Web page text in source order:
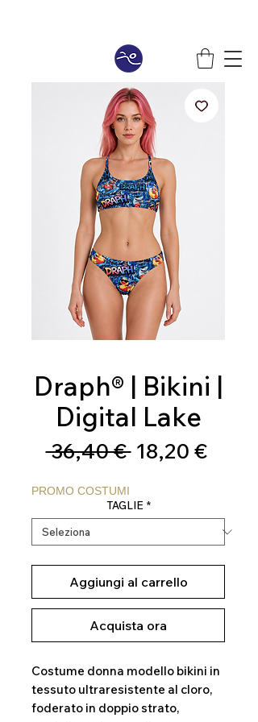
Draph® | Bikini |
Digital Lake
36,40 € Prezzo
18,20 €Prezzo
PROMO COSTUMI
TAGLIE *
Aggiungi al carrello
Acquista ora
Costume donna modello bikini in
tessuto ultraresistente al cloro,
foderato in doppio strato,